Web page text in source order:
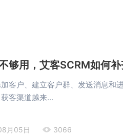
够用，艾客SCRM如何补
客户、建立客户群、发送消息和
客渠道越来...
月05日 3066